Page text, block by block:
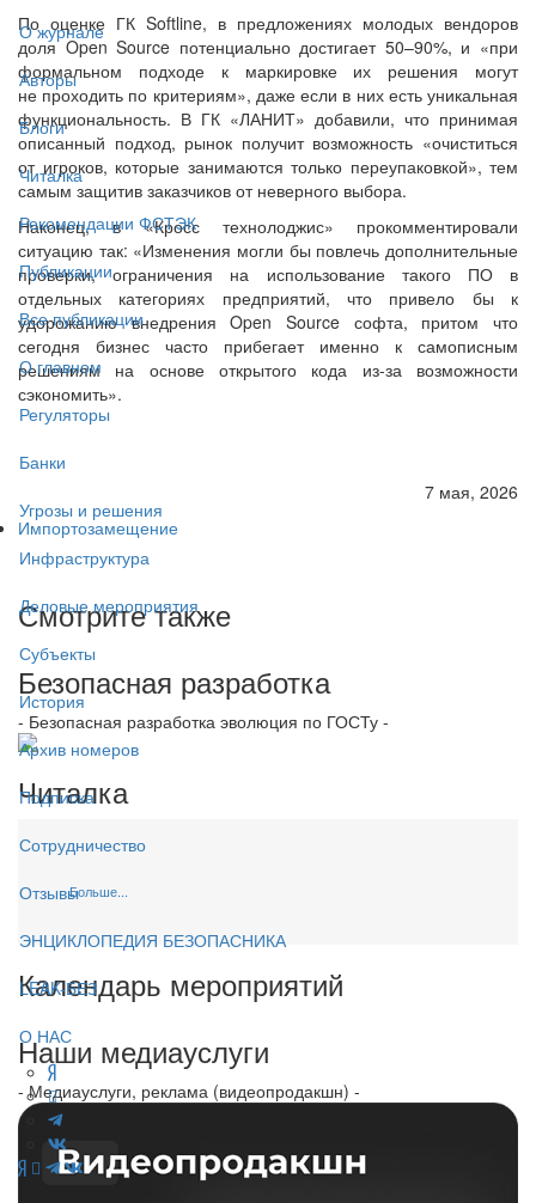
О журнале
Авторы
Блоги
Читалка
Рекомендации ФСТЭК
Публикации
Все публикации
О главном
Регуляторы
Банки
Угрозы и решения
Инфраструктура
Деловые мероприятия
Субъекты
История
Архив номеров
Подписка
Сотрудничество
Отзывы
ЭНЦИКЛОПЕДИЯ БЕЗОПАСНИКА
LEAK-БЕЗ
О НАС
По оценке ГК Softline, в предложениях молодых вендоров
доля Open Source потенциально достигает 50–90%, и «при
формальном подходе к маркировке их решения могут
не проходить по критериям», даже если в них есть уникальная
функциональность. В ГК «ЛАНИТ» добавили, что принимая
описанный подход, рынок получит возможность «очиститься
от игроков, которые занимаются только переупаковкой», тем
самым защитив заказчиков от неверного выбора.
Наконец, в «Кросс технолоджис» прокомментировали
ситуацию так: «Изменения могли бы повлечь дополнительные
проверки, ограничения на использование такого ПО в
отдельных категориях предприятий, что привело бы к
удорожанию внедрения Open Source софта, притом что
сегодня бизнес часто прибегает именно к самописным
решениям на основе открытого кода из-за возможности
сэкономить».
7 мая, 2026
Импортозамещение
Смотрите также
Безопасная разработка
- Безопасная разработка эволюция по ГОСТу -
Читалка
Больше...
Календарь мероприятий
Наши медиауслуги
- Медиауслуги, реклама (видеопродакшн) -